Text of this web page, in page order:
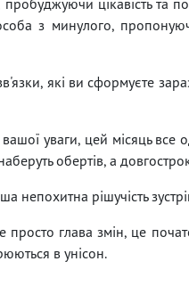
з минулого,
які ви сформуєте
уваги, цей місяць
обертів, а
непохитна рішучість
глава змін, це
в унісон.